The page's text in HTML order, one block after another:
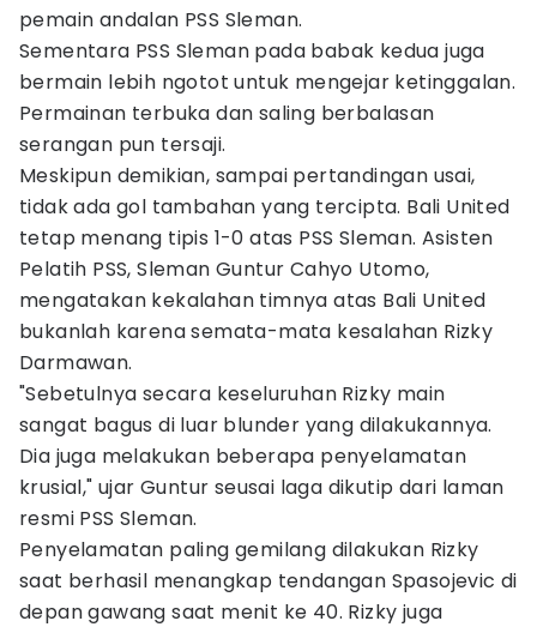
pemain andalan PSS Sleman.
Sementara PSS Sleman pada babak kedua juga
bermain lebih ngotot untuk mengejar ketinggalan.
Permainan terbuka dan saling berbalasan
serangan pun tersaji.
Meskipun demikian, sampai pertandingan usai,
tidak ada gol tambahan yang tercipta. Bali United
tetap menang tipis 1-0 atas PSS Sleman. Asisten
Pelatih PSS, Sleman Guntur Cahyo Utomo,
mengatakan kekalahan timnya atas Bali United
bukanlah karena semata-mata kesalahan Rizky
Darmawan.
"Sebetulnya secara keseluruhan Rizky main
sangat bagus di luar blunder yang dilakukannya.
Dia juga melakukan beberapa penyelamatan
krusial," ujar Guntur seusai laga dikutip dari laman
resmi PSS Sleman.
Penyelamatan paling gemilang dilakukan Rizky
saat berhasil menangkap tendangan Spasojevic di
depan gawang saat menit ke 40. Rizky juga